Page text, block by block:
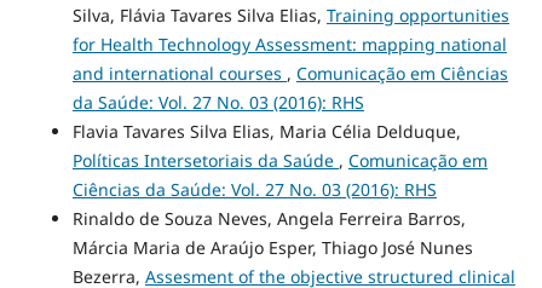
Silva, Flávia Tavares Silva Elias, Training opportunities
for Health Technology Assessment: mapping national
and international courses , Comunicação em Ciências
da Saúde: Vol. 27 No. 03 (2016): RHS
Flavia Tavares Silva Elias, Maria Célia Delduque,
Políticas Intersetoriais da Saúde , Comunicação em
Ciências da Saúde: Vol. 27 No. 03 (2016): RHS
Rinaldo de Souza Neves, Angela Ferreira Barros,
Márcia Maria de Araújo Esper, Thiago José Nunes
Bezerra, Assesment of the objective structured clinical